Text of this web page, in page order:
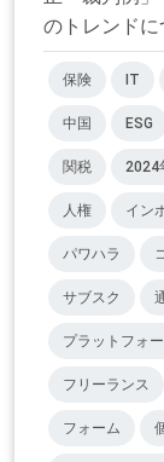
のトレンドに
保険 IT
中国 ESG
関税 2024
人権 イン
パワハラ
サブスク
プラットフォ
フリーランス
フォーム